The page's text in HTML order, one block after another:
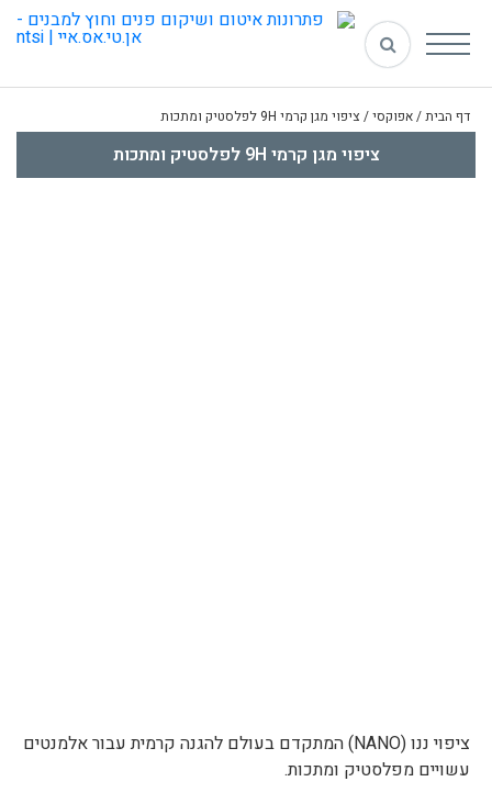
דף הבית/אפוקסי/ ציפוי מגן קרמי 9H לפלסטיק ומתכות
ציפוי מגן קרמי 9H לפלסטיק ומתכות
ציפוי ננו (NANO) המתקדם בעולם להגנה קרמית עבור אלמנטים
עשויים מפלסטיק ומתכות.